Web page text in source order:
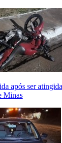
após ser
Minas